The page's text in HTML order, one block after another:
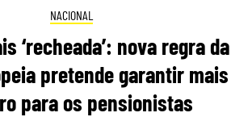
NACIONAL
‘recheada’: nova regra da
pretende garantir mais
para os pensionistas